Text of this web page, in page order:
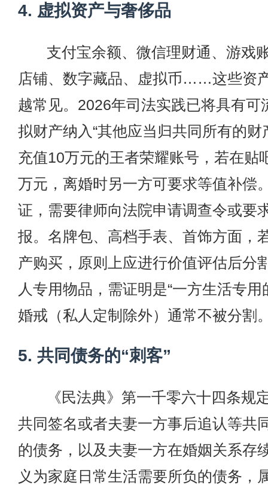
4. 虚拟资产与奢侈品
支付宝余额、微信理财通、游戏
店铺、数字藏品、虚拟币……这些资
越常见。2026年司法实践已将具有可
拟财产纳入“其他应当归共同所有的财
充值10万元的王者荣耀账号，若在贴
万元，离婚时另一方可要求等值补偿
证，需要律师向法院申请调查令或要
报。名牌包、高档手表、首饰方面，
产购买，原则上应进行价值评估后分
人专用物品，需证明是“一方生活专用
婚戒（私人定制除外）通常不被分割
5. 共同债务的“刺客”
《民法典》第一千零六十四条规
共同签名或者夫妻一方事后追认等共
的债务，以及夫妻一方在婚姻关系存
义为家庭日常生活需要所负的债务，